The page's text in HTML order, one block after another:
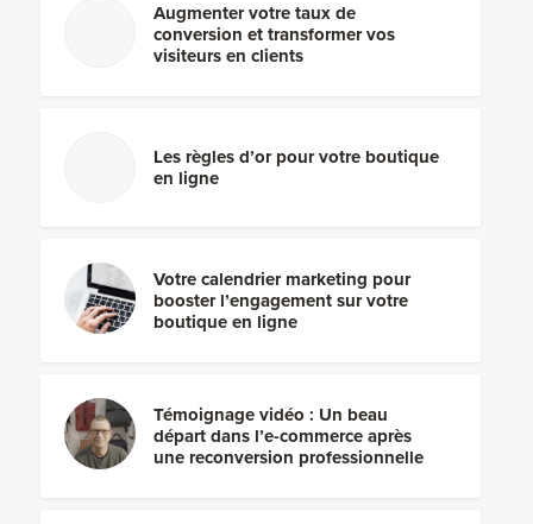
Augmenter votre taux de
conversion et transformer vos
visiteurs en clients
Les règles d’or pour votre boutique
en ligne
Votre calendrier marketing pour
booster l’engagement sur votre
boutique en ligne
Témoignage vidéo : Un beau
départ dans l’e-commerce après
une reconversion professionnelle